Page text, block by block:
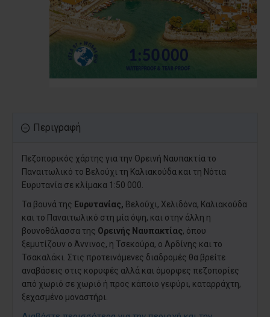
Περιγραφή
Πεζοπορικός χάρτης για την Ορεινή Ναυπακτία το
Παναιτωλικό το Βελούχι τη Καλιακούδα και τη Νότια
Ευρυτανία σε κλίμακα 1:50 000.
Τα βουνά της Ευρυτανίας, Βελούχι, Χελιδόνα, Καλιακούδα
και το Παναιτωλικό στη μία όψη, και στην άλλη η
βουνοθάλασσα της Ορεινής Ναυπακτίας, όπου
ξεμυτίζουν ο Άννινος, η Τσεκούρα, ο Αρδίνης και το
Τσακαλάκι. Στις προτεινόμενες διαδρομές θα βρείτε
αναβάσεις στις κορυφές αλλά και όμορφες πεζοπορίες
από χωριό σε χωριό ή προς κάποιο γεφύρι, καταρράχτη,
ξεχασμένο μοναστήρι.